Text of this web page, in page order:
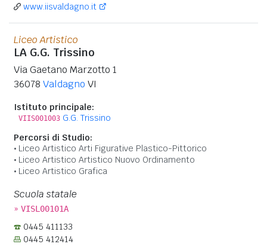
www.iisvaldagno.it
Liceo Artistico
LA G.G. Trissino
Via Gaetano Marzotto 1
36078 Valdagno VI
Istituto principale:
VIIS001003 G.G. Trissino
Percorsi di Studio:
Liceo Artistico Arti Figurative Plastico-Pittorico
Liceo Artistico Artistico Nuovo Ordinamento
Liceo Artistico Grafica
Scuola statale
» VISL00101A
0445 411133
0445 412414